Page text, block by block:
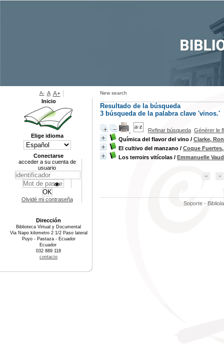
New search
Resultado de la búsqueda
3 búsqueda de la palabra clave 'vinos.'
Refinar búsqueda Générer le
Química del flavor del vino / Clarke,
El cultivo del manzano / Coque
Los terroirs vitícolas / Emmanuelle
Soporte -
A- A A+
Inicio
Elige idioma
Conectarse
acceder a su cuenta de
usuario
Olvidé mi contraseña
Dirección
Biblioteca Virtual y Documental
Via Napo kilometro 2 1/2 Paso lateral
Puyo - Pastaza - Ecuador
Ecuador
032 889 118
contacto